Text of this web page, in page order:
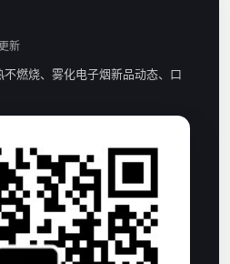
新
燃烧、雾化电子烟新品动态、口